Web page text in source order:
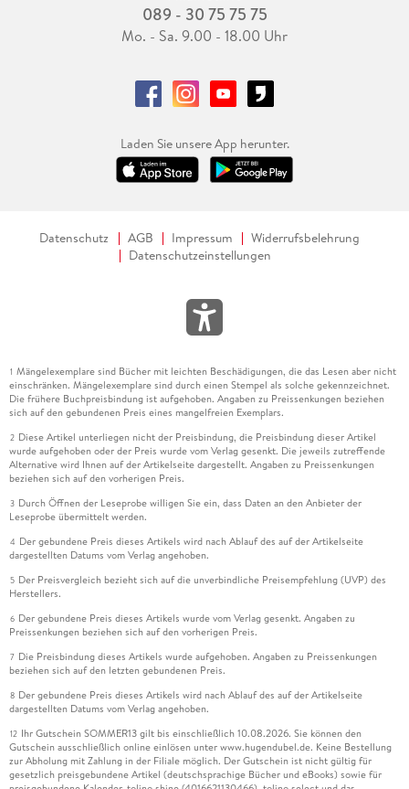
089 - 30 75 75 75
Mo. - Sa. 9.00 - 18.00 Uhr
Laden Sie unsere App herunter.
Datenschutz AGB Impressum
Widerrufsbelehrung
Datenschutzeinstellungen
1 Mängelexemplare sind Bücher mit leichten Beschädigungen, die das Lesen aber nicht
einschränken. Mängelexemplare sind durch einen Stempel als solche gekennzeichnet.
Die frühere Buchpreisbindung ist aufgehoben. Angaben zu Preissenkungen beziehen
sich auf den gebundenen Preis eines mangelfreien Exemplars.
2 Diese Artikel unterliegen nicht der Preisbindung, die Preisbindung dieser Artikel
wurde aufgehoben oder der Preis wurde vom Verlag gesenkt. Die jeweils zutreffende
Alternative wird Ihnen auf der Artikelseite dargestellt. Angaben zu Preissenkungen
beziehen sich auf den vorherigen Preis.
3 Durch Öffnen der Leseprobe willigen Sie ein, dass Daten an den Anbieter der
Leseprobe übermittelt werden.
4 Der gebundene Preis dieses Artikels wird nach Ablauf des auf der Artikelseite
dargestellten Datums vom Verlag angehoben.
5 Der Preisvergleich bezieht sich auf die unverbindliche Preisempfehlung (UVP) des
Herstellers.
6 Der gebundene Preis dieses Artikels wurde vom Verlag gesenkt. Angaben zu
Preissenkungen beziehen sich auf den vorherigen Preis.
7 Die Preisbindung dieses Artikels wurde aufgehoben. Angaben zu Preissenkungen
beziehen sich auf den letzten gebundenen Preis.
8 Der gebundene Preis dieses Artikels wird nach Ablauf des auf der Artikelseite
dargestellten Datums vom Verlag angehoben.
12 Ihr Gutschein SOMMER13 gilt bis einschließlich 10.08.2026. Sie können den
Gutschein ausschließlich online einlösen unter www.hugendubel.de. Keine Bestellung
zur Abholung mit Zahlung in der Filiale möglich. Der Gutschein ist nicht gültig für
gesetzlich preisgebundene Artikel (deutschsprachige Bücher und eBooks) sowie für